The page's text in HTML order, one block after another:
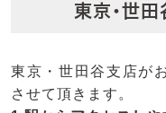
東京・世
東京・世田谷支店が
させて頂きます。